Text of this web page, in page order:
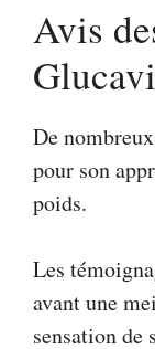
Avis
De
pour son
poids.
Les
avant une
sensation de